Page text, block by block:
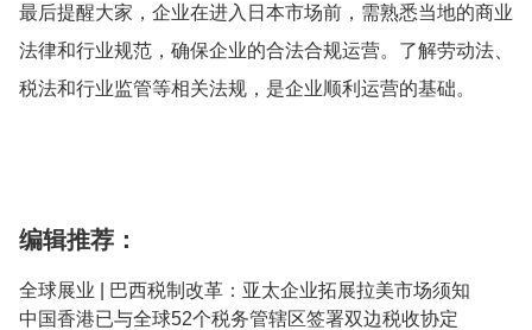
最后提醒大家，企业在进入日本市场前，需熟悉当地的商业
法律和行业规范，确保企业的合法合规运营。了解劳动法、
税法和行业监管等相关法规，是企业顺利运营的基础。
编辑推荐：
全球展业 | 巴西税制改革：亚太企业拓展拉美市场须知
中国香港已与全球​​52个税务管辖区​​签署双边税收协定